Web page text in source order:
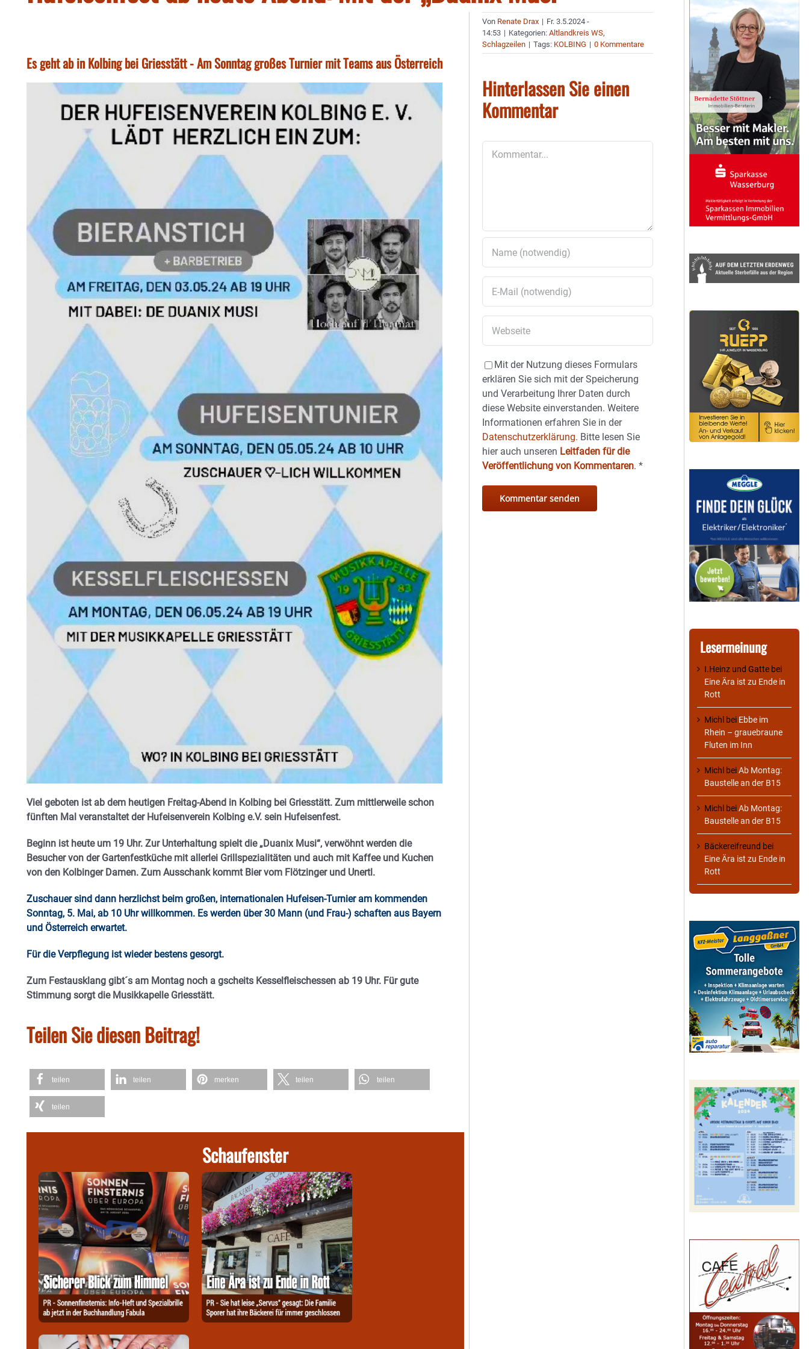
Es geht ab in Kolbing bei Griesstätt - Am Sonntag großes Turnier mit Teams aus Österreich
Viel geboten ist ab dem heutigen Freitag-Abend in Kolbing bei Griesstätt. Zum mittlerweile schon
fünften Mal veranstaltet der Hufeisenverein Kolbing e.V. sein Hufeisenfest.
Beginn ist heute um 19 Uhr. Zur Unterhaltung spielt die „Duanix Musi“, verwöhnt werden die
Besucher von der Gartenfestküche mit allerlei Grillspezialitäten und auch mit Kaffee und Kuchen
von den Kolbinger Damen. Zum Ausschank kommt Bier vom Flötzinger und Unertl.
Zuschauer sind dann herzlichst beim großen, internationalen Hufeisen-Turnier am kommenden
Sonntag, 5. Mai, ab 10 Uhr willkommen. Es werden über 30 Mann (und Frau-) schaften aus Bayern
und Österreich erwartet.
Für die Verpflegung ist wieder bestens gesorgt.
Zum Festausklang gibt´s am Montag noch a gscheits Kesselfleischessen ab 19 Uhr. Für gute
Stimmung sorgt die Musikkapelle Griesstätt.
Teilen Sie diesen Beitrag!
teilen teilen merken teilen teilen
teilen
Schaufenster
Von Renate Drax | Fr. 3.5.2024 -
14:53 | Kategorien:Altlandkreis WS,
Schlagzeilen | Tags: KOLBING | 0 Kommentare
Hinterlassen Sie einen
Kommentar
Mit der Nutzung dieses Formulars
erklären Sie sich mit der Speicherung
und Verarbeitung Ihrer Daten durch
diese Website einverstanden. Weitere
Informationen erfahren Sie in der
Datenschutzerklärung. Bitte lesen Sie
hier auch unseren Leitfaden für die
Veröffentlichung von Kommentaren.*
Lesermeinung
I.Heinz und Gatte bei
Eine Ära ist zu Ende in
Rott
Michl bei Ebbe im
Rhein – grauebraune
Fluten im Inn
Michl beiAb Montag:
Baustelle an der B15
Michl beiAb Montag:
Baustelle an der B15
Bäckereifreund bei
Eine Ära ist zu Ende in
Rott